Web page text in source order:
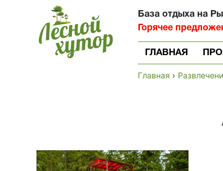
База отдыха на
Горячее
ГЛАВНАЯ
Главная ›